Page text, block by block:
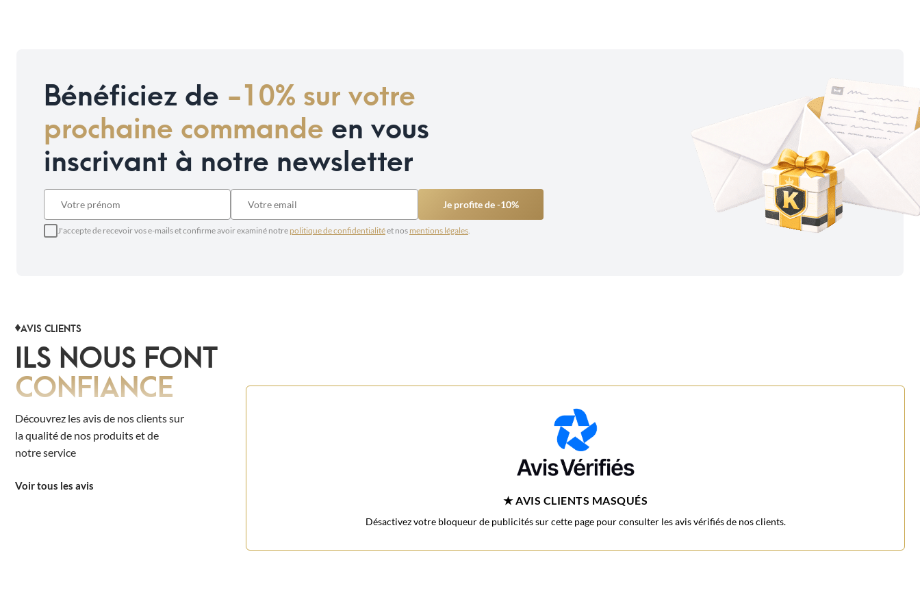
Bénéficiez de -10% sur votre
prochaine commande en vous
inscrivant à notre newsletter
Je profite de -10%
J'accepte de recevoir vos e-mails et confirme avoir examiné notre politique de confidentialitéet nos mentions légales.
AVIS CLIENTS
ILS NOUS FONT
CONFIANCE
Découvrez les avis de nos clients sur
la qualité de nos produits et de
notre service
Voir tous les avis
★ AVIS CLIENTS MASQUÉS
Désactivez votre bloqueur de publicités sur cette page pour consulter les avis vérifiés de nos clients.